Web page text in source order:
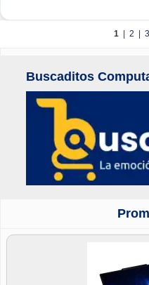
1 | 2 | 3
Buscaditos